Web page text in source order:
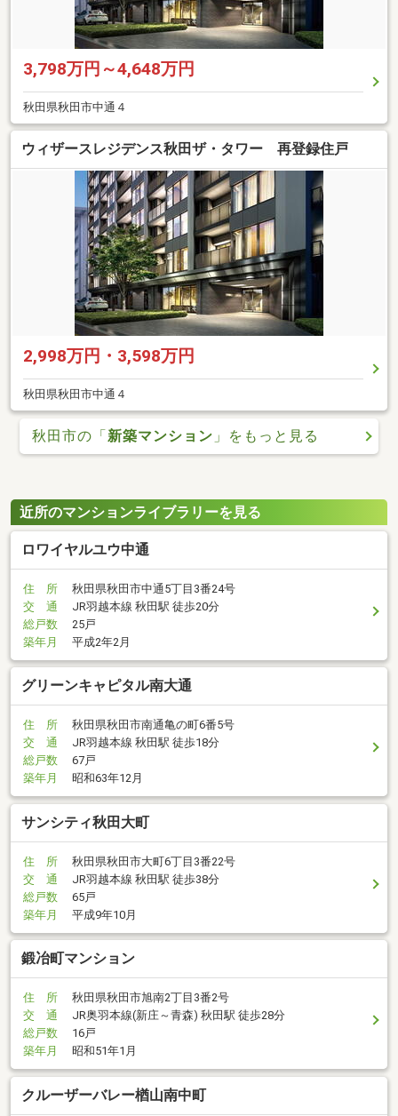
3,798万円～4,648万円
秋田県秋田市中通４
ウィザースレジデンス秋田ザ・タワー 再登録住戸
2,998万円・3,598万円
秋田県秋田市中通４
秋田市の「新築マンション 」をもっと見る
近所のマンションライブラリーを見る
ロワイヤルユウ中通
住 所
秋田県秋田市中通5丁目3番24号
交 通
JR羽越本線 秋田駅 徒歩20分
総戸数
25戸
築年月
平成2年2月
グリーンキャピタル南大通
住 所
秋田県秋田市南通亀の町6番5号
交 通
JR羽越本線 秋田駅 徒歩18分
総戸数
67戸
築年月
昭和63年12月
サンシティ秋田大町
住 所
秋田県秋田市大町6丁目3番22号
交 通
JR羽越本線 秋田駅 徒歩38分
総戸数
65戸
築年月
平成9年10月
鍛冶町マンション
住 所
秋田県秋田市旭南2丁目3番2号
交 通
JR奥羽本線(新庄～青森) 秋田駅 徒歩28分
総戸数
16戸
築年月
昭和51年1月
クルーザーバレー楢山南中町